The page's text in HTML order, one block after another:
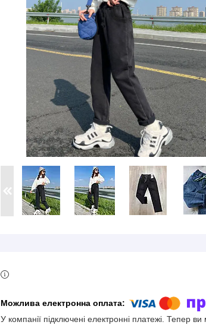
У компанії підключені електронні платежі. Тепер